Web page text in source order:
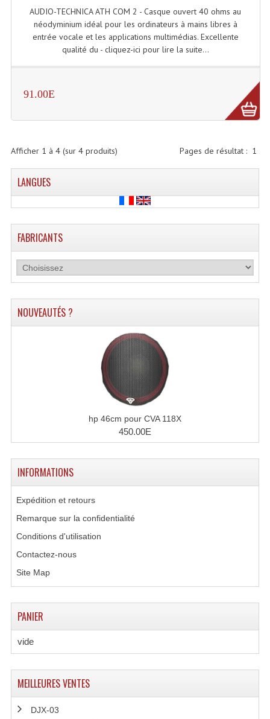
Microphones Scène Et Studio
Microphones Filaires
Samplers, Échantillonneurs
Table Mixages Et Contrôleurs & Consoles
Tables De Mixage DJ
Controleurs DJ USB / MP3
Consoles Sono Et Studio
Consoles Amplifiées
Lumière
Boules À Facettes
Laser Multi-Points
Effets Lumineux, Centre De Piste
AUDIO-TECHNICA ATH COM 2 - Casque ouvert 40 ohms au
néodyminium idéal pour les ordinateurs à mains libres à
entrée vocale et les applications multimédias. Excellente
qualité du - cliquez-ici pour lire la suite...
91.00E
Pages de résultat : 1
Afficher 1 à 4(sur 4produits)
LANGUES
FABRICANTS
NOUVEAUTÉS ?
hp 46cm pour CVA 118X
450.00E
INFORMATIONS
Expédition et retours
Remarque sur la confidentialité
Conditions d'utilisation
Contactez-nous
Site Map
PANIER
vide
MEILLEURES VENTES
DJX-03